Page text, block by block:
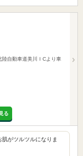
自動車道美川ＩCより車
る
がツルツルになりま